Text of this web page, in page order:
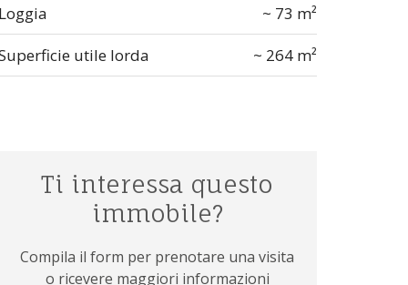
Loggia
~ 73 m²
utile lorda
~ 264 m²
Ti interessa questo
immobile?
Compila il form per prenotare una visita
o ricevere maggiori informazioni